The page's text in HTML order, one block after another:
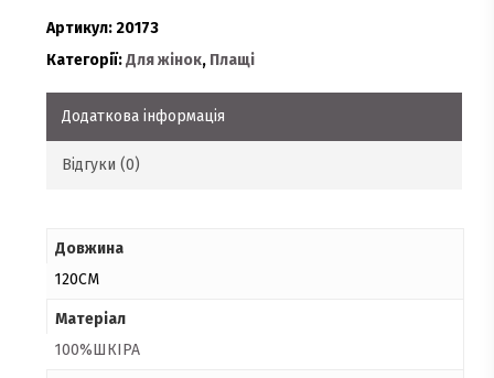
Артикул:20173
Категорії:Для жінок, Плащі
Додаткова інформація
Відгуки (0)
Довжина
120СМ
Матеріал
100%ШКІРА